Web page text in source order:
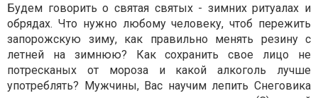
Будем говорить о святая святых - зимних ритуалах и
обрядах. Что нужно любому человеку, чтоб пережить
запорожскую зиму, как правильно менять резину с
летней на зимнюю? Как сохранить свое лицо не
потресканых от мороза и какой алкоголь лучше
употреблять? Мужчины, Вас научим лепить Снеговика